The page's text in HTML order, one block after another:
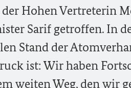
Hohen Vertreterin
Sarif getroffen. In
Stand der
ist: Wir haben
weiten Weg, den wir